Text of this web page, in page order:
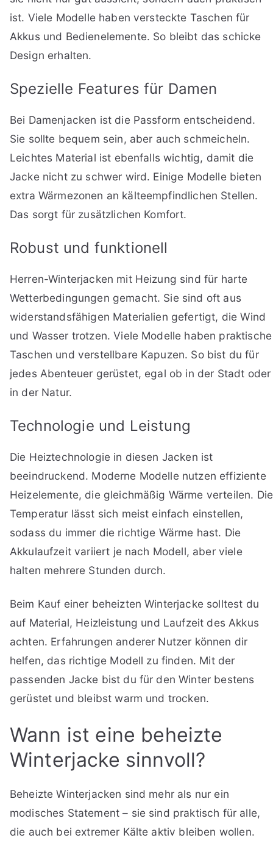
ist. Viele Modelle haben versteckte Taschen für
Akkus und Bedienelemente. So bleibt das schicke
Design erhalten.
Spezielle Features für Damen
Bei Damenjacken ist die Passform entscheidend.
Sie sollte bequem sein, aber auch schmeicheln.
Leichtes Material ist ebenfalls wichtig, damit die
Jacke nicht zu schwer wird. Einige Modelle bieten
extra Wärmezonen an kälteempfindlichen Stellen.
Das sorgt für zusätzlichen Komfort.
Robust und funktionell
Herren-Winterjacken mit Heizung sind für harte
Wetterbedingungen gemacht. Sie sind oft aus
widerstandsfähigen Materialien gefertigt, die Wind
und Wasser trotzen. Viele Modelle haben praktische
Taschen und verstellbare Kapuzen. So bist du für
jedes Abenteuer gerüstet, egal ob in der Stadt oder
in der Natur.
Technologie und Leistung
Die Heiztechnologie in diesen Jacken ist
beeindruckend. Moderne Modelle nutzen effiziente
Heizelemente, die gleichmäßig Wärme verteilen. Die
Temperatur lässt sich meist einfach einstellen,
sodass du immer die richtige Wärme hast. Die
Akkulaufzeit variiert je nach Modell, aber viele
halten mehrere Stunden durch.
Beim Kauf einer beheizten Winterjacke solltest du
auf Material, Heizleistung und Laufzeit des Akkus
achten. Erfahrungen anderer Nutzer können dir
helfen, das richtige Modell zu finden. Mit der
passenden Jacke bist du für den Winter bestens
gerüstet und bleibst warm und trocken.
Wann ist eine beheizte
Winterjacke sinnvoll?
Beheizte Winterjacken sind mehr als nur ein
modisches Statement – sie sind praktisch für alle,
die auch bei extremer Kälte aktiv bleiben wollen.